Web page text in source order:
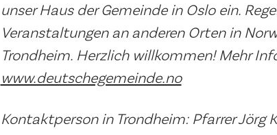
unser Haus der Gemeinde in Oslo ein.
Veranstaltungen an anderen Orten in
Trondheim. Herzlich willkommen! Mehr
www.deutschegemeinde.no
Kontaktperson in Trondheim: Pfarrer Jörg